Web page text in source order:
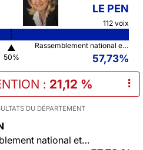
LE PEN
112 voix
▲
50%
Rassemblement national et ses alliés
57,73%
: 21,12 % ⠇
DU DÉPARTEMENT
national et ses alliés